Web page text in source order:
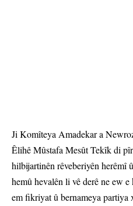
Ji Komîteya Amadekar a
Êlihê Mûstafa Mesût Tekîk di
hilbijartinên rêveberiyên herêmî
hemû hevalên li vê derê ne ew
em fikriyat û bernameya